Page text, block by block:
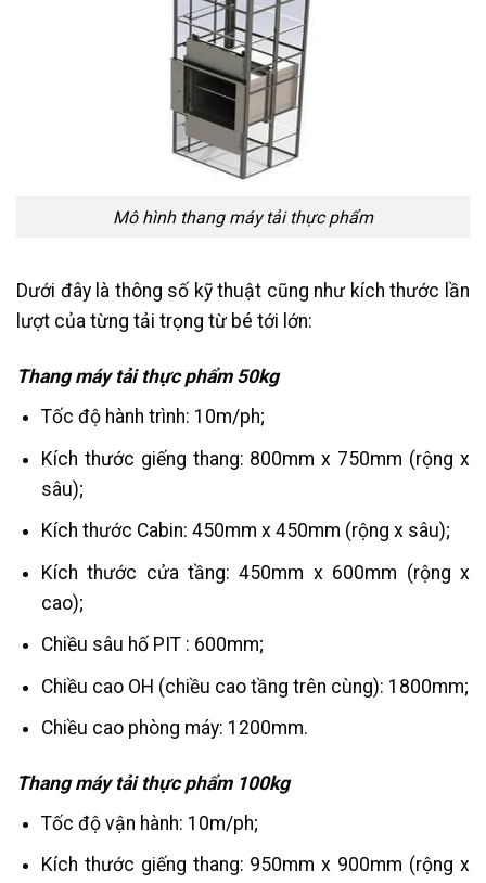
Mô hình thang máy tải thực phẩm
Dưới đây là thông số kỹ thuật cũng như kích thước lần
lượt của từng tải trọng từ bé tới lớn:
Thang máy tải thực phẩm 50kg
Tốc độ hành trình: 10m/ph;
Kích thước giếng thang: 800mm x 750mm (rộng x
sâu);
Kích thước Cabin: 450mm x 450mm (rộng x sâu);
Kích thước cửa tầng: 450mm x 600mm (rộng x
cao);
Chiều sâu hố PIT : 600mm;
Chiều cao OH (chiều cao tầng trên cùng): 1800mm;
Chiều cao phòng máy: 1200mm.
Thang máy tải thực phẩm 100kg
Tốc độ vận hành: 10m/ph;
Kích thước giếng thang: 950mm x 900mm (rộng x